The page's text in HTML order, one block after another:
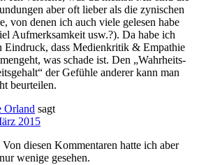
aber oft lieber als die zynischen
von denen ich auch viele gelesen habe
Aufmerksamkeit usw.?). Da habe ich
Eindruck, dass Medienkritik & Empathie
was schade ist. Den „Wahrheits-
der Gefühle anderer kann man
beurteilen.
Orland sagt
2015
diesen Kommentaren hatte ich aber
wenige gesehen.